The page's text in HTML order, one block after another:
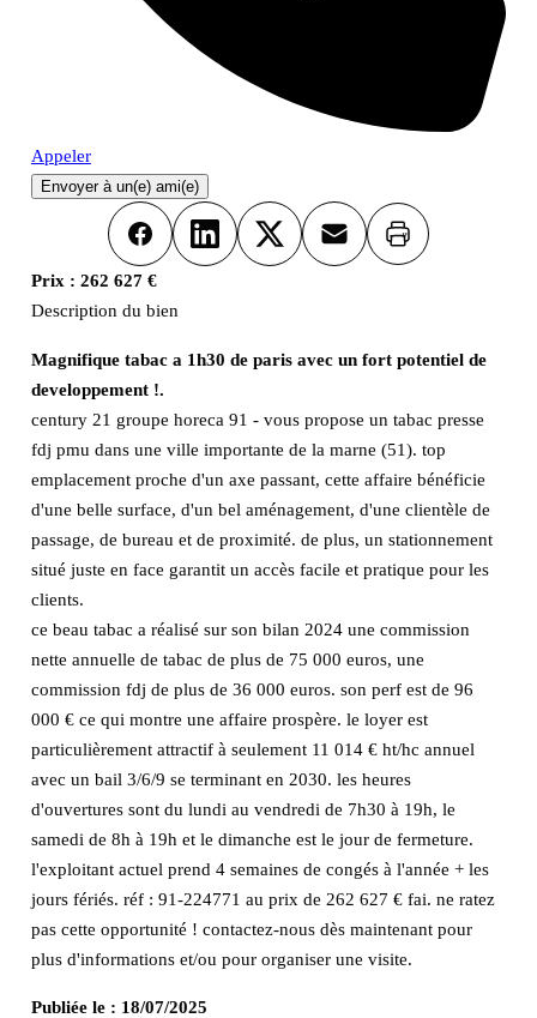
Appeler
Envoyer à un(e) ami(e)
FacebookLinkedInX Email Imprimer
Prix : 262 627 €
Description du bien
Magnifique tabac a 1h30 de paris avec un fort potentiel de
developpement !.
century 21 groupe horeca 91 - vous propose un tabac presse
fdj pmu dans une ville importante de la marne (51). top
emplacement proche d'un axe passant, cette affaire bénéficie
d'une belle surface, d'un bel aménagement, d'une clientèle de
passage, de bureau et de proximité. de plus, un stationnement
situé juste en face garantit un accès facile et pratique pour les
clients.
ce beau tabac a réalisé sur son bilan 2024 une commission
nette annuelle de tabac de plus de 75 000 euros, une
commission fdj de plus de 36 000 euros. son perf est de 96
000 € ce qui montre une affaire prospère. le loyer est
particulièrement attractif à seulement 11 014 € ht/hc annuel
avec un bail 3/6/9 se terminant en 2030. les heures
d'ouvertures sont du lundi au vendredi de 7h30 à 19h, le
samedi de 8h à 19h et le dimanche est le jour de fermeture.
l'exploitant actuel prend 4 semaines de congés à l'année + les
jours fériés. réf : 91-224771 au prix de 262 627 € fai. ne ratez
pas cette opportunité ! contactez-nous dès maintenant pour
plus d'informations et/ou pour organiser une visite.
Publiée le : 18/07/2025